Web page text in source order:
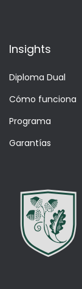
Insights
Diploma Dual
Cómo funciona
Programa
Garantías